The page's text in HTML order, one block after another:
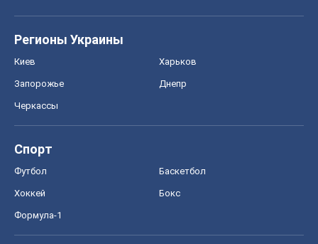
Регионы Украины
Киев Харьков
Запорожье Днепр
Черкассы
Спорт
Футбол Баскетбол
Хоккей Бокс
Формула-1